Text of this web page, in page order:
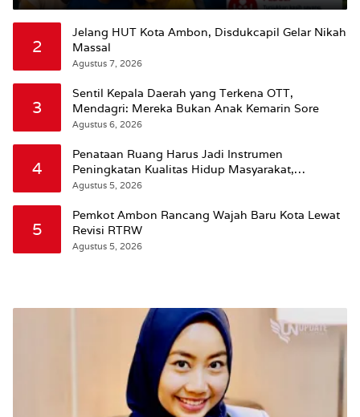
2
Jelang HUT Kota Ambon, Disdukcapil Gelar Nikah
Massal
Agustus 7, 2026
3
Sentil Kepala Daerah yang Terkena OTT,
Mendagri: Mereka Bukan Anak Kemarin Sore
Agustus 6, 2026
4
Penataan Ruang Harus Jadi Instrumen
Peningkatan Kualitas Hidup Masyarakat,
Wattimena: Revisi RT-RW Ditetapkan Pemkot
Agustus 5, 2026
5
Pemkot Ambon Rancang Wajah Baru Kota Lewat
Revisi RTRW
Agustus 5, 2026